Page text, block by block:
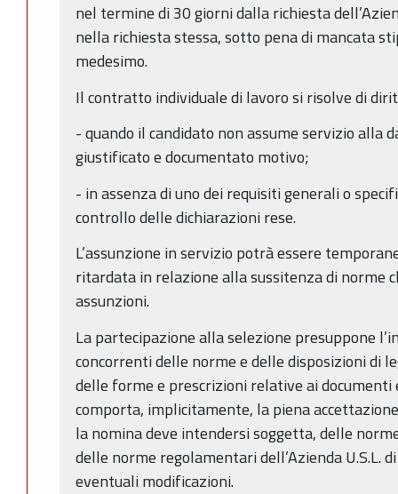
nel termine di 30 giorni dalla richiesta
nella richiesta stessa, sotto pena di mancata
medesimo.
Il contratto individuale di lavoro si risolve di
- quando il candidato non assume servizio alla
giustificato e documentato motivo;
- in assenza di uno dei requisiti generali o
controllo delle dichiarazioni rese.
L’assunzione in servizio potrà essere
ritardata in relazione alla sussitenza di norme
assunzioni.
La partecipazione alla selezione presuppone
concorrenti delle norme e delle disposizioni di
delle forme e prescrizioni relative ai
comporta, implicitamente, la piena
la nomina deve intendersi soggetta, delle
delle norme regolamentari dell’Azienda U.S.L.
eventuali modificazioni.